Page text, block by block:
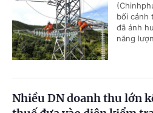
bối cảnh
đã ảnh
năng
Nhiều DN doanh thu lớn